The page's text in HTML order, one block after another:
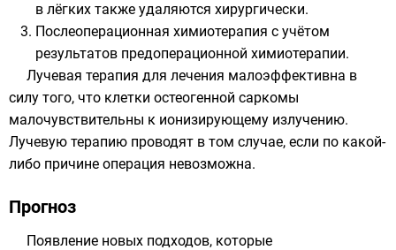
в лёгких также удаляются хирургически.
Послеоперационная химиотерапия с учётом
результатов предоперационной химиотерапии.
Лучевая терапия для лечения малоэффективна в
силу того, что клетки остеогенной саркомы
малочувствительны к ионизирующему излучению.
Лучевую терапию проводят в том случае, если по какой-
либо причине операция невозможна.
Прогноз
Появление новых подходов, которые